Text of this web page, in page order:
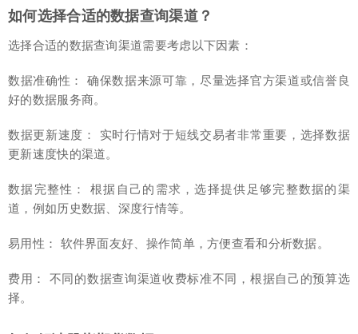
如何选择合适的数据查询渠道？
选择合适的数据查询渠道需要考虑以下因素：
数据准确性： 确保数据来源可靠，尽量选择官方渠道或信誉良
好的数据服务商。
数据更新速度： 实时行情对于短线交易者非常重要，选择数据
更新速度快的渠道。
数据完整性： 根据自己的需求，选择提供足够完整数据的渠
道，例如历史数据、深度行情等。
易用性： 软件界面友好、操作简单，方便查看和分析数据。
费用： 不同的数据查询渠道收费标准不同，根据自己的预算选
择。